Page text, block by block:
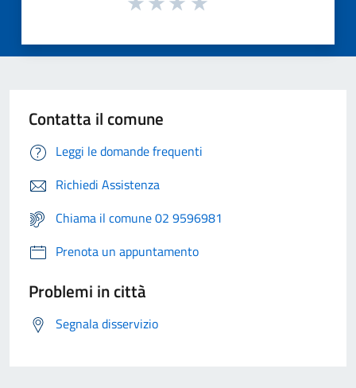
Contatta il comune
Leggi le domande frequenti
Richiedi Assistenza
Chiama il comune 02 9596981
Prenota un appuntamento
Problemi in città
Segnala disservizio